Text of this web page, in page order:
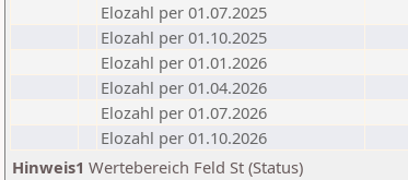
Elozahl per 01.07.2025
Elozahl per 01.10.2025
Elozahl per 01.01.2026
Elozahl per 01.04.2026
Elozahl per 01.07.2026
Elozahl per 01.10.2026
Hinweis1 Wertebereich Feld St (Status)